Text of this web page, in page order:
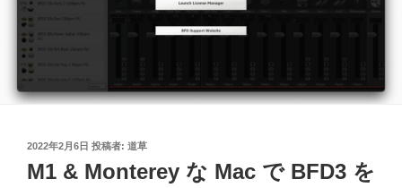
投
日:
2022年2月6日 投稿者: 道草
M1 & Monterey な Mac で BFD3 を